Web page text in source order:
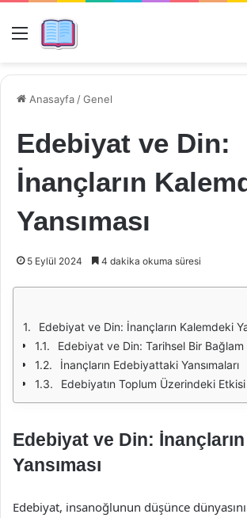
Menü
Anasayfa /Genel
Edebiyat ve Din:
İnançların
Yansıması
5 Eylül 2024 4 dakika okuma süresi
Edebiyat ve Din: İnançların Kalemdeki
Edebiyat ve Din: Tarihsel Bir Bağlam
İnançların Edebiyattaki Yansımaları
Edebiyatın Toplum Üzerindeki Etkisi
Edebiyat ve Din:
Yansıması
Edebiyat, insanoğlunun düşünce